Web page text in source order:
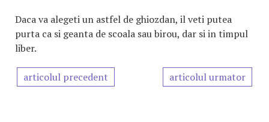
Daca va alegeti un astfel de ghiozdan, il veti putea
purta ca si geanta de scoala sau birou, dar si in timpul
liber.
articolul precedent articolul urmator